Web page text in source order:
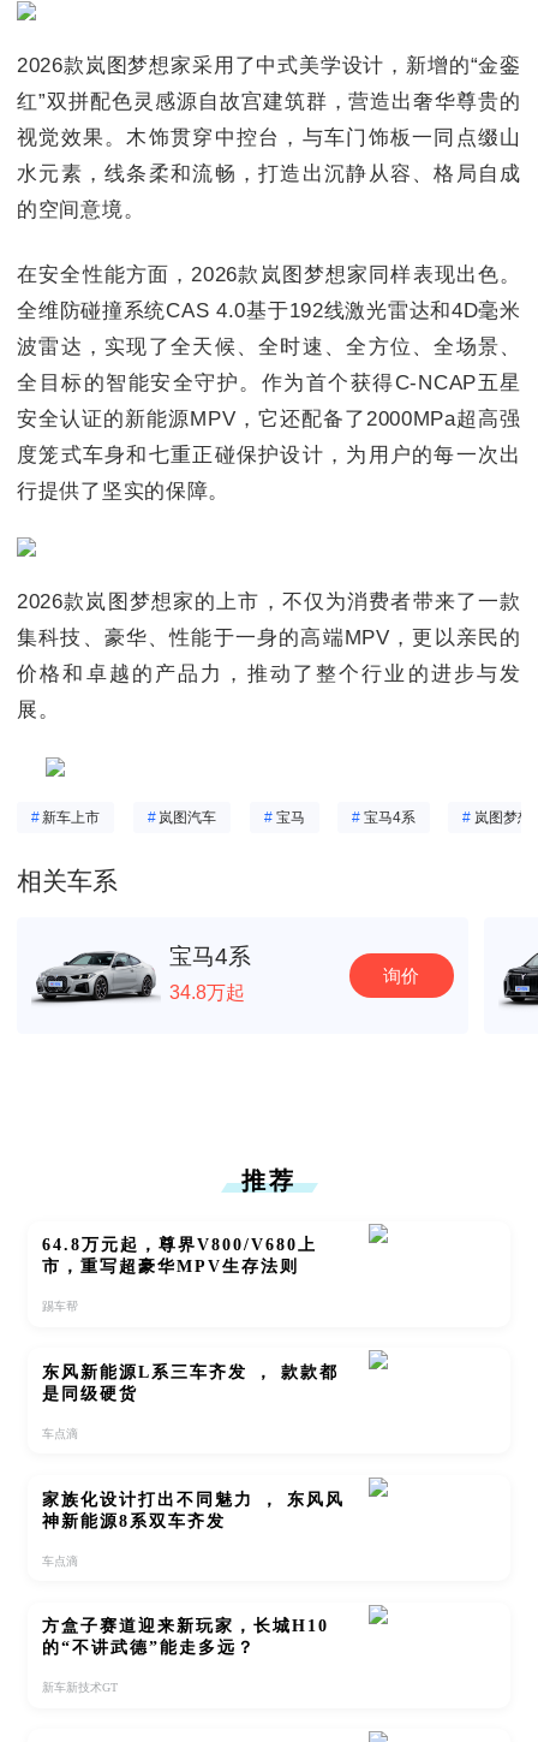
2026款岚图梦想家采用了中式美学设计，新增的“金銮
红”双拼配色灵感源自故宫建筑群，营造出奢华尊贵的
视觉效果。木饰贯穿中控台，与车门饰板一同点缀山
水元素，线条柔和流畅，打造出沉静从容、格局自成
的空间意境。
在安全性能方面，2026款岚图梦想家同样表现出色。
全维防碰撞系统CAS 4.0基于192线激光雷达和4D毫米
波雷达，实现了全天候、全时速、全方位、全场景、
全目标的智能安全守护。作为首个获得C-NCAP五星
安全认证的新能源MPV，它还配备了2000MPa超高强
度笼式车身和七重正碰保护设计，为用户的每一次出
行提供了坚实的保障。
2026款岚图梦想家的上市，不仅为消费者带来了一款
集科技、豪华、性能于一身的高端MPV，更以亲民的
价格和卓越的产品力，推动了整个行业的进步与发
展。
#新车上市 # 岚图汽车 # 宝马 # 宝马4系 # 岚图梦想
相关车系
宝马4系
34.8万起
询价
推荐
64.8万元起，尊界V800/V680上
市，重写超豪华MPV生存法则
踢车帮
东风新能源L系三车齐发 ， 款款都
是同级硬货
车点滴
家族化设计打出不同魅力 ， 东风风
神新能源8系双车齐发
车点滴
方盒子赛道迎来新玩家，长城H10
的“不讲武德”能走多远？
新车新技术GT